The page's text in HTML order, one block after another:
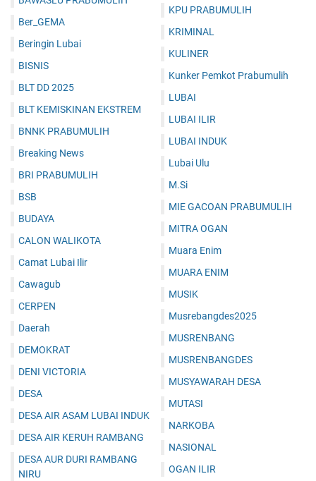
Ber_GEMA
Beringin Lubai
BISNIS
BLT DD 2025
BLT KEMISKINAN EKSTREM
BNNK PRABUMULIH
Breaking News
BRI PRABUMULIH
BSB
BUDAYA
CALON WALIKOTA
Camat Lubai Ilir
Cawagub
CERPEN
Daerah
DEMOKRAT
DENI VICTORIA
DESA
DESA AIR ASAM LUBAI INDUK
DESA AIR KERUH RAMBANG
DESA AUR DURI RAMBANG
NIRU
KPU PRABUMULIH
KRIMINAL
KULINER
Kunker Pemkot Prabumulih
LUBAI
LUBAI ILIR
LUBAI INDUK
Lubai Ulu
M.Si
MIE GACOAN PRABUMULIH
MITRA OGAN
Muara Enim
MUARA ENIM
MUSIK
Musrebangdes2025
MUSRENBANG
MUSRENBANGDES
MUSYAWARAH DESA
MUTASI
NARKOBA
NASIONAL
OGAN ILIR